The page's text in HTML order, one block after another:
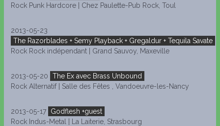
Rock Punk Hardcore | Chez Paulette-Pub Rock, Toul
2013-05-23
The Razorblades + Semy Playback + Gregaldur + Tequila Savate
Rock Rock indépendant | Grand Sauvoy, Maxeville
2013-05-20
The Ex avec Brass Unbound
Rock Alternatif | Salle des Fêtes , Vandoeuvre-les-Nancy
2013-05-17
Godflesh +guest
Rock Indus-Metal | La Laiterie, Strasbourg